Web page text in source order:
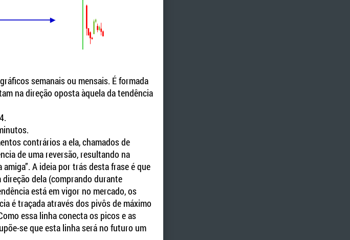
semanais ou mensais. É formada
na direção oposta àquela da tendência
contrários a ela, chamados de
de uma reversão, resultando na
A ideia por trás desta frase é que
dela (comprando durante
está em vigor no mercado, os
é traçada através dos pivôs de máximo
essa linha conecta os picos e as
se que esta linha será no futuro um